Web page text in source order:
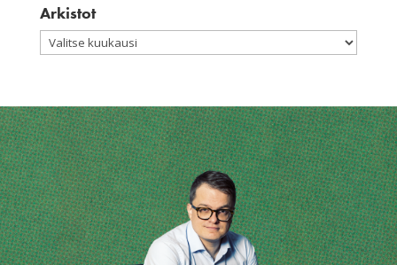
Arkistot
Arkistot